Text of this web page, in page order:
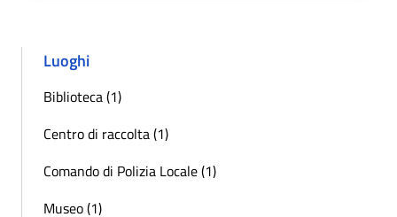
Luoghi
Biblioteca (1)
Centro di raccolta (1)
Comando di Polizia Locale (1)
Museo (1)